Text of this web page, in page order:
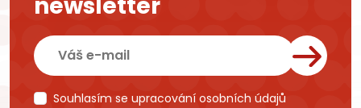
Souhlasím se upracování osobních údajů